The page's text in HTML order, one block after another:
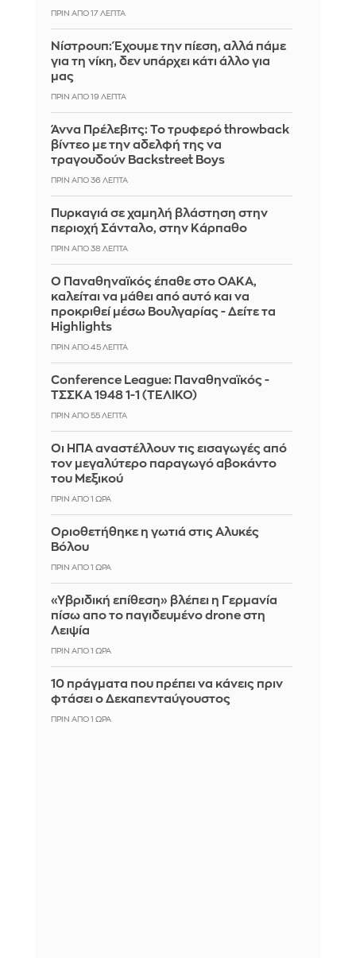
ΠΡΙΝ ΑΠΌ 17 ΛΕΠΤΆ
Νίστρουπ: Έχουμε την πίεση, αλλά πάμε
για τη νίκη, δεν υπάρχει κάτι άλλο για
μας
ΠΡΙΝ ΑΠΌ 19 ΛΕΠΤΆ
Άννα Πρέλεβιτς: Το τρυφερό throwback
βίντεο με την αδελφή της να
τραγουδούν Backstreet Boys
ΠΡΙΝ ΑΠΌ 36 ΛΕΠΤΆ
Πυρκαγιά σε χαμηλή βλάστηση στην
περιοχή Σάνταλο, στην Κάρπαθο
ΠΡΙΝ ΑΠΌ 38 ΛΕΠΤΆ
Ο Παναθηναϊκός έπαθε στο ΟΑΚΑ,
καλείται να μάθει από αυτό και να
προκριθεί μέσω Βουλγαρίας - Δείτε τα
Highlights
ΠΡΙΝ ΑΠΌ 46 ΛΕΠΤΆ
Conference League: Παναθηναϊκός -
ΤΣΣΚΑ 1948 1-1 (ΤΕΛΙΚΟ)
ΠΡΙΝ ΑΠΌ 55 ΛΕΠΤΆ
Οι ΗΠΑ αναστέλλουν τις εισαγωγές από
τον μεγαλύτερο παραγωγό αβοκάντο
του Μεξικού
ΠΡΙΝ ΑΠΌ 1 ΏΡΑ
Οριοθετήθηκε η γωτιά στις Αλυκές
Βόλου
ΠΡΙΝ ΑΠΌ 1 ΏΡΑ
«Υβριδική επίθεση» βλέπει η Γερμανία
πίσω απο το παγιδευμένο drone στη
Λειψία
ΠΡΙΝ ΑΠΌ 1 ΏΡΑ
10 πράγματα που πρέπει να κάνεις πριν
φτάσει ο Δεκαπενταύγουστος
ΠΡΙΝ ΑΠΌ 1 ΏΡΑ